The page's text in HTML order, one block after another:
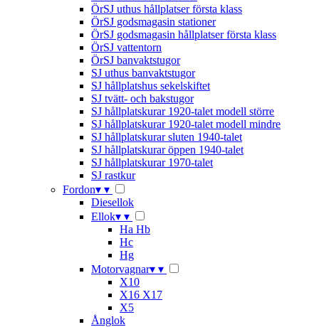
ÖrSJ uthus hållplatser första klass
ÖrSJ godsmagasin stationer
ÖrSJ godsmagasin hållplatser första klass
ÖrSJ vattentorn
ÖrSJ banvaktstugor
SJ uthus banvaktstugor
SJ hållplatshus sekelskiftet
SJ tvätt- och bakstugor
SJ hållplatskurar 1920-talet modell större
SJ hållplatskurar 1920-talet modell mindre
SJ hållplatskurar sluten 1940-talet
SJ hållplatskurar öppen 1940-talet
SJ hållplatskurar 1970-talet
SJ rastkur
Fordon▾ ▾
Diesellok
Ellok▾ ▾
Ha Hb
Hc
Hg
Motorvagnar▾ ▾
X10
X16 X17
X5
Ånglok